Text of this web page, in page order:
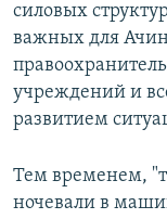
силовых
важных для
учреждений и
развитием
Тем временем,
ночевали в